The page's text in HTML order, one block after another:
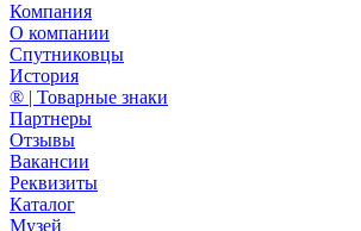
Компания
О компании
Спутниковцы
История
® | Товарные знаки
Партнеры
Отзывы
Вакансии
Реквизиты
Каталог
Музей